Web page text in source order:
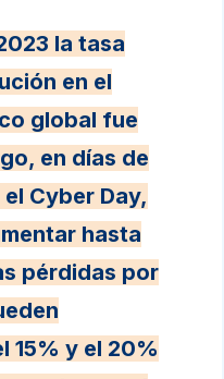
la tasa
en el
global fue
en días de
Cyber Day,
hasta
pérdidas por
15% y el 20%